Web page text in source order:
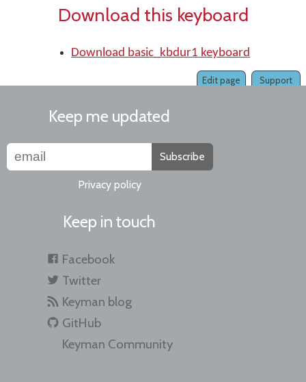
Download this keyboard
Download basic_kbdur1 keyboard
Support
Edit page
Keep me updated
Subscribe
Privacy policy
Keep in touch
Facebook
Twitter
Keyman blog
GitHub
Keyman Community